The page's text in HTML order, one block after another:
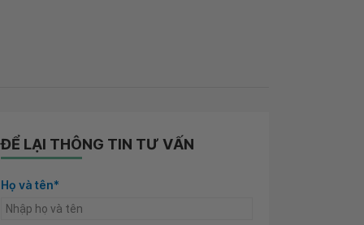
ĐỂ LẠI THÔNG TIN TƯ VẤN
Họ và tên*